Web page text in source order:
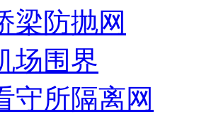
梁防抛网
场围界
守所隔离网